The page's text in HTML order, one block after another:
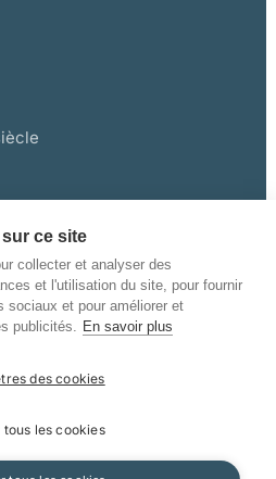
la Région Auvergne Rhône-Alpes et de la
Rhône-Alpes.
Tous droits réservés.
ce site
collecter et analyser des
et l'utilisation du site, pour fournir
sociaux et pour améliorer et
publicités. En savoir plus
des cookies
tous les cookies